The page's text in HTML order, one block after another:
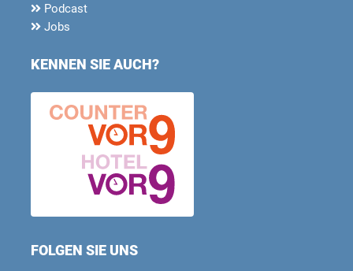
Podcast
Jobs
KENNEN SIE AUCH?
FOLGEN SIE UNS